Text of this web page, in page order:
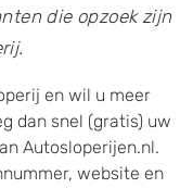
die opzoek zijn
en wil u meer
dan snel (gratis) uw
Autosloperijen.nl.
website en